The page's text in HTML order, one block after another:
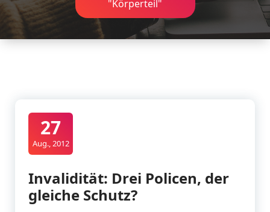
"Körperteil"
27
Aug., 2012
Invalidität: Drei Policen, der
gleiche Schutz?